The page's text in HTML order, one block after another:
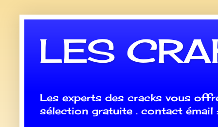
LES
Les experts des cracks vous
sélection gratuite . contact émail